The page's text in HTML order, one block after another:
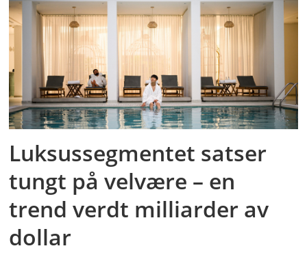
Luksussegmentet satser
tungt på velvære – en
trend verdt milliarder av
dollar